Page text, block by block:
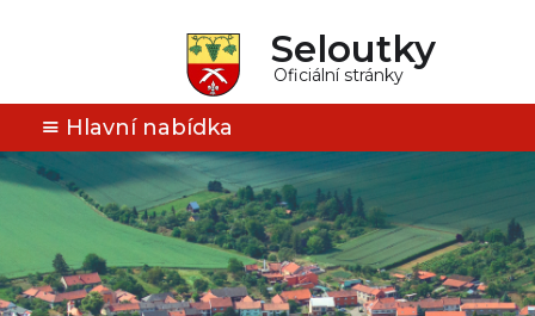
Seloutky
Oficiální stránky
Hlavní nabídka